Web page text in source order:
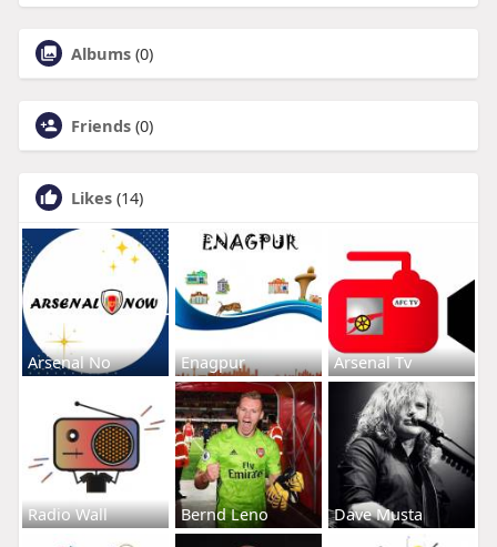
Albums (0)
Friends (0)
Likes (14)
Arsenal No Enagpur Arsenal Tv
Radio Wall Bernd Leno Dave Musta